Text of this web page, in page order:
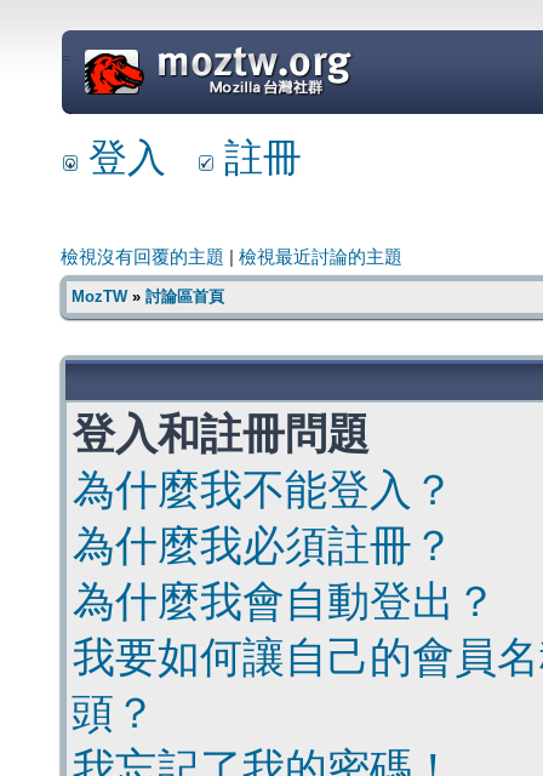
=
登入 註冊
檢視沒有回覆的主題 檢視最近討論的主題
MozTW» 討論區首頁
登入和註冊問題
為什麼我不能登入？
為什麼我必須註冊？
為什麼我會自動登出？
我要如何讓自己的會員
頭？